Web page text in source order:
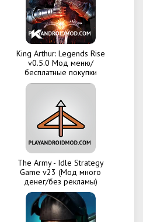
King Arthur: Legends Rise
v0.5.0 Мод меню/
бесплатные покупки
The Army - Idle Strategy
Game v23 (Мод много
денег/без рекламы)